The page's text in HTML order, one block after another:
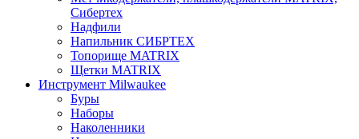
Сибертех
Надфили
Напильник СИБРТЕХ
Топорище MATRIX
Щетки MATRIX
Инструмент Milwaukee
Буры
Наборы
Наколенники